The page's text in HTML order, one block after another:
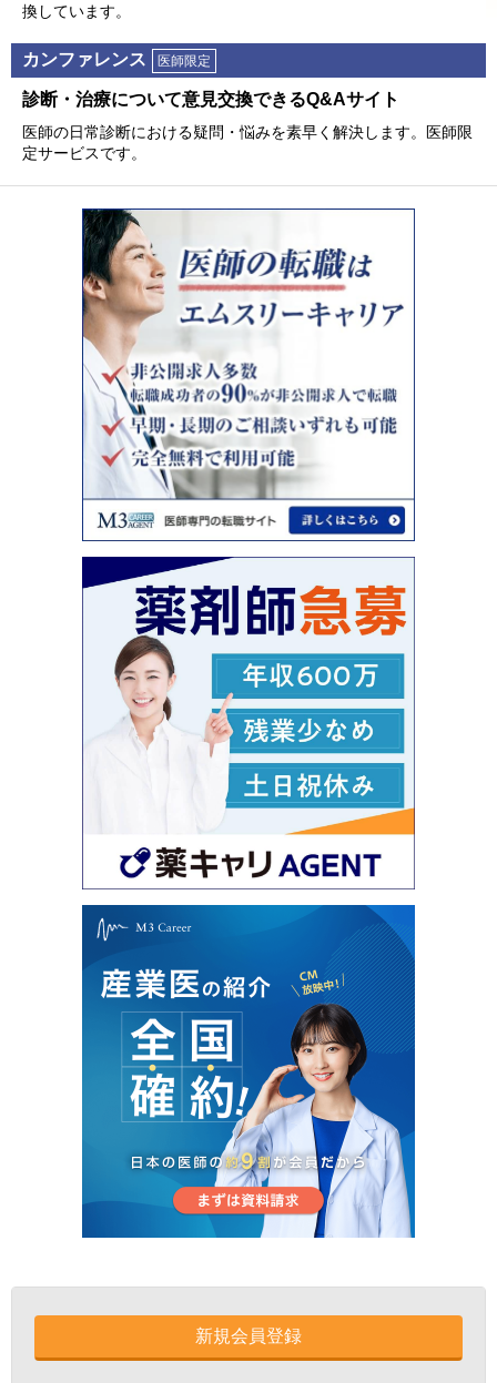
換しています。
カンファレンス 医師限定
診断・治療について意⾒交換できるQ&Aサイト
医師の⽇常診断における疑問・悩みを素早く解決します。医師限
定サービスです。
新規会員登録